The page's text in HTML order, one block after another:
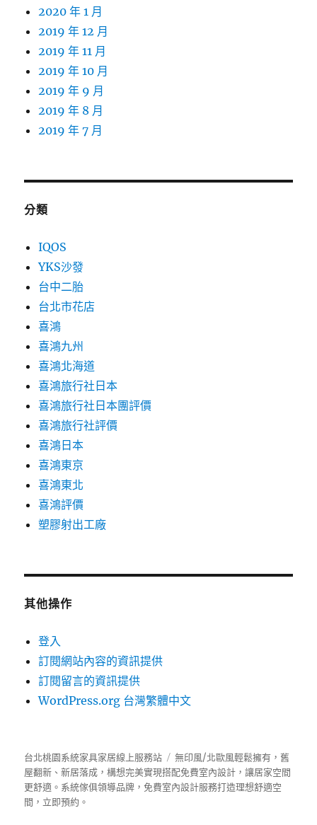
2020 年 1 月
2019 年 12 月
2019 年 11 月
2019 年 10 月
2019 年 9 月
2019 年 8 月
2019 年 7 月
分類
IQOS
YKS沙發
台中二胎
台北市花店
喜鴻
喜鴻九州
喜鴻北海道
喜鴻旅行社日本
喜鴻旅行社日本團評價
喜鴻旅行社評價
喜鴻日本
喜鴻東京
喜鴻東北
喜鴻評價
塑膠射出工廠
其他操作
登入
訂閱網站內容的資訊提供
訂閱留言的資訊提供
WordPress.org 台灣繁體中文
台北桃園系統家具家居線上服務站
無印風/北歐風輕鬆擁有，舊
屋翻新、新居落成，構想完美實現搭配免費室內設計，讓居家空間
更舒適。 系統傢俱領導品牌，免費室內設計服務打造理想舒適空
間，立即預約。